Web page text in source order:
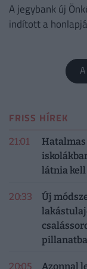
A jegybank új
indított a
FRISS HÍREK
21:01
látnia kell
20:33
Új
20:05
Azonnal